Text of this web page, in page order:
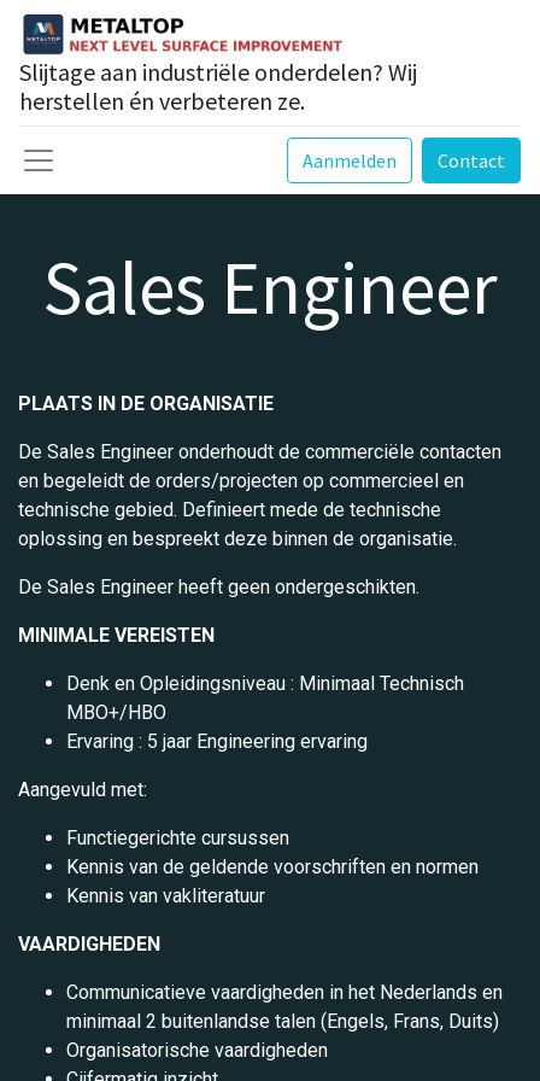
Slijtage aan industriële onderdelen? Wij
herstellen én verbeteren ze.
Aanmelden Contact
Sales Engineer
PLAATS IN DE ORGANISATIE
De Sales Engineer onderhoudt de commerciële contacten
en begeleidt de orders/projecten op commercieel en
technische gebied. Definieert mede de technische
oplossing en bespreekt deze binnen de organisatie.
De Sales Engineer heeft geen ondergeschikten.
MINIMALE VEREISTEN
Denk en Opleidingsniveau : Minimaal Technisch
MBO+/HBO
Ervaring : 5 jaar Engineering ervaring
Aangevuld met:
Functiegerichte cursussen
Kennis van de geldende voorschriften en normen
Kennis van vakliteratuur
VAARDIGHEDEN
Communicatieve vaardigheden in het Nederlands en
minimaal 2 buitenlandse talen (Engels, Frans, Duits)
Organisatorische vaardigheden